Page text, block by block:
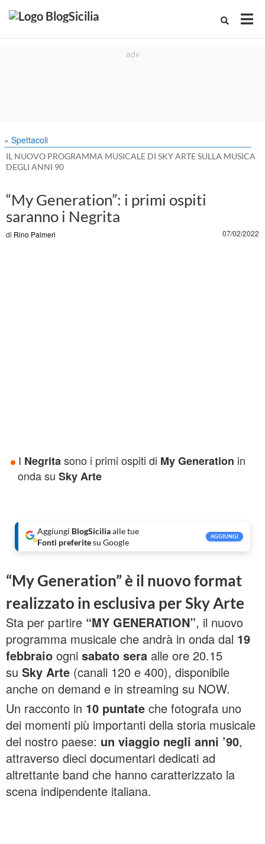
» Spettacoli
IL NUOVO PROGRAMMA MUSICALE DI SKY ARTE SULLA MUSICA
DEGLI ANNI 90
“My Generation”: i primi ospiti
saranno i Negrita
di Rino Palmeri 07/02/2022
I Negritasono i primi ospiti di My Generation in
onda su Sky Arte
Aggiungi BlogSiciliaalle tue
Fonti preferitesu Google
AGGIUNGI
“My Generation” è il nuovo format
realizzato in esclusiva per Sky Arte
Sta per partire “MY GENERATION”, il nuovo
programma musicale che andrà in onda dal 19
febbraio ogni sabato sera alle ore 20.15
su Sky Arte (canali 120 e 400), disponibile
anche on demand e in streaming su NOW.
Un racconto in 10 puntate che fotografa uno
dei momenti più importanti della storia musicale
del nostro paese: un viaggio negli anni ’90,
attraverso dieci documentari dedicati ad
altrettante band che hanno caratterizzato la
scena indipendente italiana.